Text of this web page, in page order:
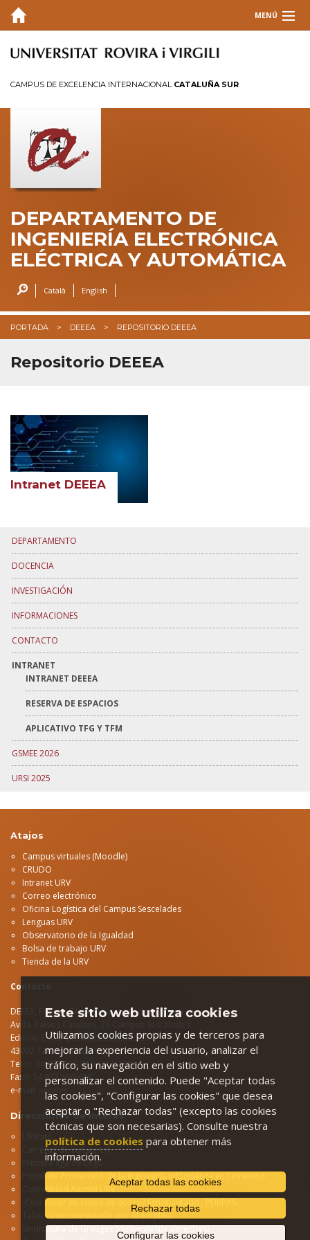
MENÚ
DEPARTAMENTO
INVESTIGACIÓN
INFORMACIONES
CONTACTO
Reserva de espacios
URSI 2025
CAMPUS DE EXCELENCIA INTERNACIONAL CATALUÑA SUR
DEPARTAMENTO DE
INGENIERÍA ELECTRÓNICA
ELÉCTRICA Y AUTOMÁTICA
Català English
PORTADA DEEEA REPOSITORIO DEEEA
Repositorio DEEEA
Intranet DEEEA
DEPARTAMENTO
DOCENCIA
INVESTIGACIÓN
INFORMACIONES
CONTACTO
INTRANET
INTRANET DEEEA
RESERVA DE ESPACIOS
APLICATIVO TFG Y TFM
GSMEE 2026
URSI 2025
Atajos
Campus virtuales (Moodle)
CRUDO
Intranet URV
Correo electrónico
Oficina Logística del Campus Sescelades
Lenguas URV
Observatorio de la Igualdad
Bolsa de trabajo URV
Tienda de la URV
Contacto
DEEEA, Escuela Técnica Superior de Ingeniería
Avda.
Edificio E-4, 3ª planta despacho 331
43007 Tarragona SPAIN
Tel.: + 34 977 559 610 / 559 728
Fax:+ 34 977 559 605
e-mail:
secelec
Direcciones de interés
Carreras de voltaje UR
Primera liga de Lego
Portal de Promoción de la Ingeniería Informática en Femenino
Comunidad Alumni URV
¿Qué hacer en casos de acoso?
Estudiantado
Talleres de orientación por el empleo
Sindicatura de Greuges (defiende tus derechos)
Este sitio web utiliza cookies
Utilizamos cookies propias y de terceros para
mejorar la experiencia del usuario, analizar el
tráfico, su navegación en el sitio web y
personalizar el contenido. Puede "Aceptar todas
las cookies", "Configurar las cookies" que desea
aceptar o "Rechazar todas" (excepto las cookies
técnicas que son necesarias). Consulte nuestra
política de cookies para obtener más
información.
Aceptar todas las cookies
Rechazar todas
Configurar las cookies